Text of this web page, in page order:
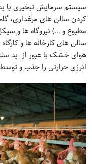
سیستم سرمایش تبخیری با
کردن سالن های مرغداری،
مطبوع و …) نیروگاه ها و
سالن های کارخانه ها و
هوای خشک با عبور از پد
انرژی حرارتی را جذب و